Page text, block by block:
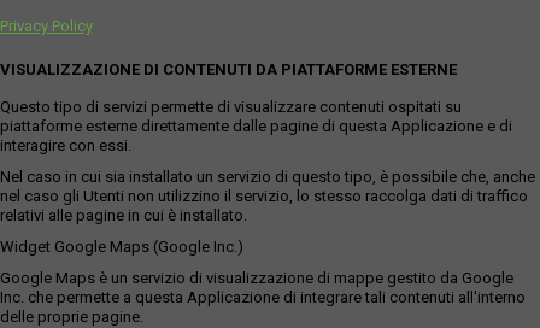
Privacy Policy
VISUALIZZAZIONE DI CONTENUTI DA PIATTAFORME ESTERNE
Questo tipo di servizi permette di visualizzare contenuti ospitati su
piattaforme esterne direttamente dalle pagine di questa Applicazione e di
interagire con essi.
Nel caso in cui sia installato un servizio di questo tipo, è possibile che, anche
nel caso gli Utenti non utilizzino il servizio, lo stesso raccolga dati di traffico
relativi alle pagine in cui è installato.
Widget Google Maps (Google Inc.)
Google Maps è un servizio di visualizzazione di mappe gestito da Google
Inc. che permette a questa Applicazione di integrare tali contenuti all'interno
delle proprie pagine.